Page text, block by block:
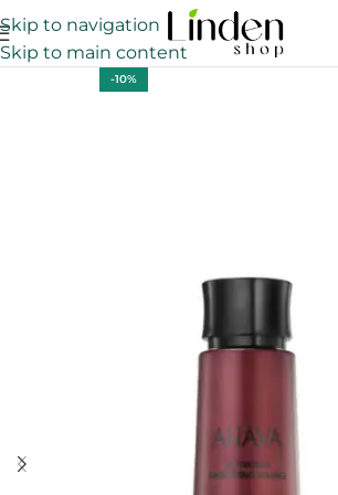
Skip to navigation
Skip to main content
-10%